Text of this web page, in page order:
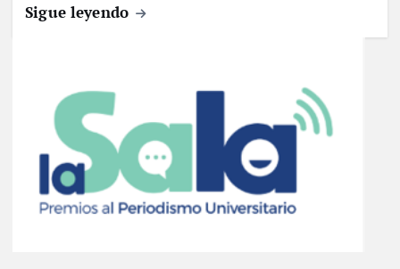
Sigue leyendo